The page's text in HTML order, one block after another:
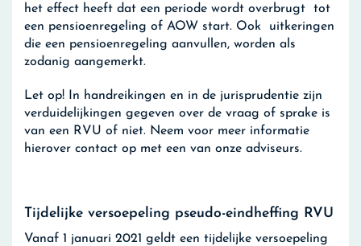
het effect heeft dat een periode wordt overbrugt tot
een pensioenregeling of AOW start. Ook uitkeringen
die een pensioenregeling aanvullen, worden als
zodanig aangemerkt.
Let op! In handreikingen en in de jurisprudentie zijn
verduidelijkingen gegeven over de vraag of sprake is
van een RVU of niet. Neem voor meer informatie
hierover contact op met een van onze adviseurs.
Tijdelijke versoepeling pseudo-eindheffing RVU
Vanaf 1 januari 2021 geldt een tijdelijke versoepeling